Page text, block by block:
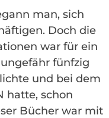
man, sich
Doch die
war für ein
fünfzig
und bei dem
hatte, schon
Bücher war mit